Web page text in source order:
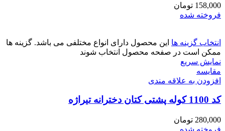
158,000 تومان
فروخته شده
انتخاب گزینه ها این محصول دارای انواع مختلفی می باشد. گزینه ها
ممکن است در صفحه محصول انتخاب شوند
نمایش سریع
مقايسه
افزودن به علاقه مندی
کد 1100 کوله پشتی کتان دخترانه تیراژه
280,000 تومان
فروخته شده